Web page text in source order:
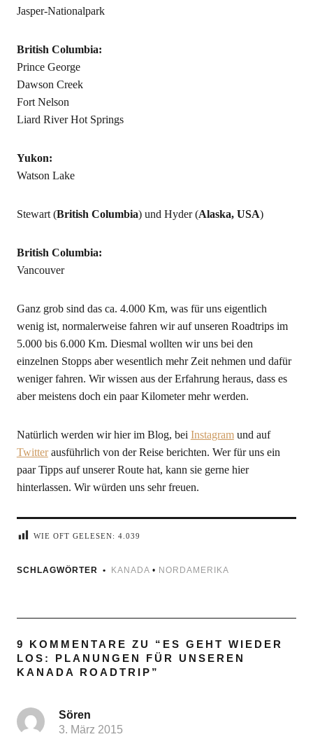
Jasper-Nationalpark
British Columbia:
Prince George
Dawson Creek
Fort Nelson
Liard River Hot Springs
Yukon:
Watson Lake
Stewart (British Columbia) und Hyder (Alaska, USA)
British Columbia:
Vancouver
Ganz grob sind das ca. 4.000 Km, was für uns eigentlich
wenig ist, normalerweise fahren wir auf unseren Roadtrips im
5.000 bis 6.000 Km. Diesmal wollten wir uns bei den
einzelnen Stopps aber wesentlich mehr Zeit nehmen und dafür
weniger fahren. Wir wissen aus der Erfahrung heraus, dass es
aber meistens doch ein paar Kilometer mehr werden.
Natürlich werden wir hier im Blog, bei Instagramund auf
Twitterausführlich von der Reise berichten. Wer für uns ein
paar Tipps auf unserer Route hat, kann sie gerne hier
hinterlassen. Wir würden uns sehr freuen.
WIE OFT GELESEN: 4.039
SCHLAGWÖRTER KANADA• NORDAMERIKA
9 KOMMENTARE ZU “ ES GEHT WIEDER
LOS: PLANUNGEN FÜR UNSEREN
KANADA ROADTRIP ”
Sören
3. März 2015